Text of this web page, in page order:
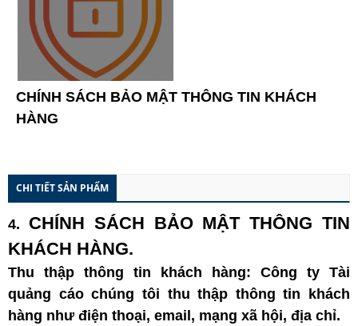
CHÍNH SÁCH BẢO MẬT THÔNG TIN KHÁCH
HÀNG
CHI TIẾT SẢN PHẨM
4. CHÍNH SÁCH BẢO MẬT THÔNG TIN
KHÁCH HÀNG.
Thu thập thông tin khách hàng: Công ty Tài
quảng cáo chúng tôi thu thập thông tin khách
hàng như điện thoại, email, mạng xã hội, địa chỉ.